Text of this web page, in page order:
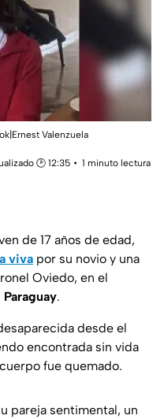
Valenzuela
🕑 12:35
1 minuto lectura
de 17 años de edad,
viva por su novio y una
Oviedo, en el
Paraguay.
desde el
encontrada sin vida
fue quemado.
pareja sentimental, un